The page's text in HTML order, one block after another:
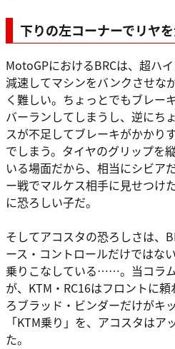
下りの左コーナーでリヤ
MotoGPにおけるBRCは、超ハ
減速してマシンをバンクさせな
く難しい。ちょっとでもブレー
バーランしてしまうし、逆にち
スが不足してブレーキがかかり
でしまう。タイヤのグリップを
いる場面だから、相当にシビア
ー戦でマルケス相手に見せつけ
に恐ろしい子だ。
そしてアコスタの恐ろしさは、
ース・コントロールだけではな
乗りこなしている……。当コラ
が、KTM・RC16はフロントに
ろブラッド・ビンダーだけがキ
「KTM乗り」を、アコスタはア
た。